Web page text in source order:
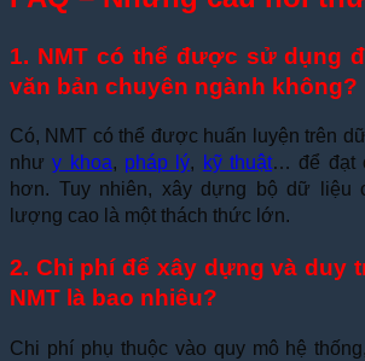
1. NMT có thể được sử dụng
văn bản chuyên ngành không?
Có, NMT có thể được huấn luyện trên
nhưy khoa, pháp lý, kỹ thuật… để đạt
hơn. Tuy nhiên, xây dựng bộ dữ liệu
lượng cao là một thách thức lớn.
2. Chi phí để xây dựng và duy
NMT là bao nhiêu?
Chi phí phụ thuộc vào quy mô hệ